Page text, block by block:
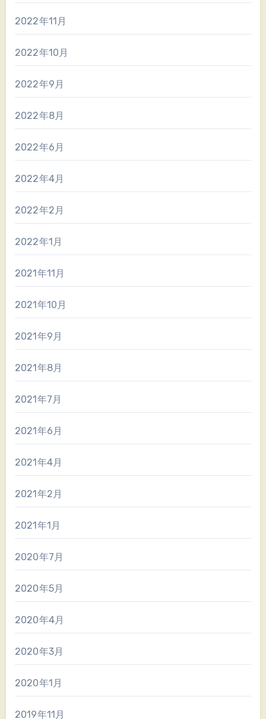
2022年11月
2022年10月
2022年9月
2022年8月
2022年6月
2022年4月
2022年2月
2022年1月
2021年11月
2021年10月
2021年9月
2021年8月
2021年7月
2021年6月
2021年4月
2021年2月
2021年1月
2020年7月
2020年5月
2020年4月
2020年3月
2020年1月
2019年11月